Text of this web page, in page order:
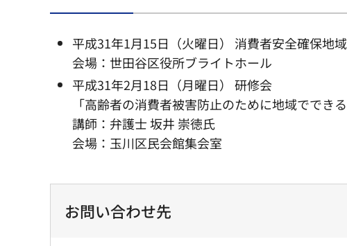
平成31年1月15日（火曜日） 消費者安全確保地
会場：世田谷区役所ブライトホール
平成31年2月18日（月曜日） 研修会
「高齢者の消費者被害防止のために地域でできる
講師：弁護士 坂井 崇徳氏
会場：玉川区民会館集会室
お問い合わせ先